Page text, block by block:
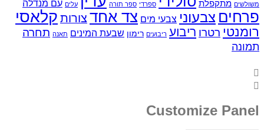
משולשים מתקפלת ספרדי ספר תורה עלים עם מנדלה
פרחים צבעוני צבעי מים צד אחד צורות קלאסי
רומנטי רטרו ריבוע ריבועים רימון שבעת המינים תאנה תחרה
תמונה
Customize Panel